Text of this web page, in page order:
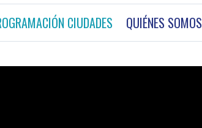
CIUDADES QUIÉNES SOMOS